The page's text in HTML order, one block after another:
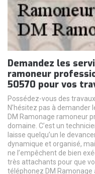
Demandez les
ramoneur
50570 pour vos
Possédez-vous des
N’hésitez pas à demander
DM Ramonage ramoneur
domaine. C’est un
laisse quelqu’un le
dynamique et organisé,
ne l’empêchent de bien
très attachants pour que
téléphonez DM Ramonage